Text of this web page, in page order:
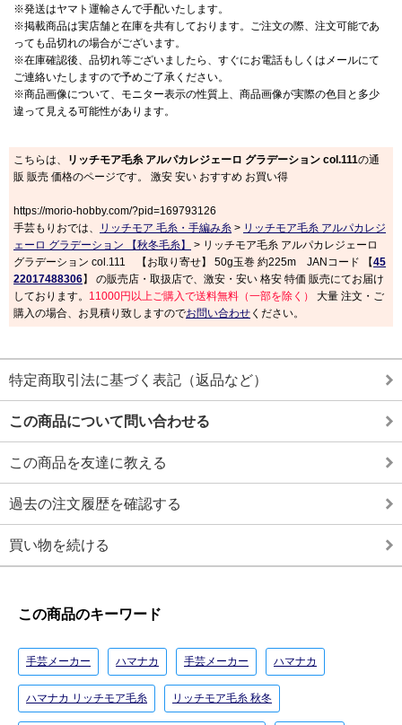
※発送はヤマト運輸さんで手配いたします。
※掲載商品は実店舗と在庫を共有しております。ご注文の際、注文可能であ
っても品切れの場合がございます。
※在庫確認後、品切れ等ございましたら、すぐにお電話もしくはメールにて
ご連絡いたしますので予めご了承ください。
※商品画像について、モニター表示の性質上、商品画像が実際の色目と多少
違って見える可能性があります。
こちらは、 リッチモア毛糸 アルパカレジェーロ グラデーション col.111の通
販 販売 価格のページです。 激安 安い おすすめ お買い得
https://morio-hobby.com/?pid=169793126
手芸もりおでは、
リッチモア 毛糸・手編み糸 > リッチモア毛糸 アルパカレジ
ェーロ グラデーション 【秋冬毛糸】
> リッチモア毛糸 アルパカレジェーロ
グラデーション col.111 【お取り寄せ】 50g玉巻 約225m JANコード 【45
22017488306】 の販売店・取扱店で、激安・安い 格安 特価 販売にてお届け
しております。 11000円以上ご購入で送料無料（一部を除く）
大量 注文・ご
購入の場合、お見積り致しますのでお問い合わせ ください。
特定商取引法に基づく表記（返品など）
この商品について問い合わせる
この商品を友達に教える
過去の注文履歴を確認する
買い物を続ける
この商品のキーワード
手芸メーカー ハマナカ 手芸メーカー ハマナカ
ハマナカ リッチモア毛糸 リッチモア毛糸 秋冬